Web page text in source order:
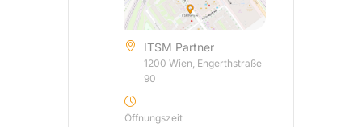
ITSM Partner
1200 Wien, Engerthstraße
90
Öffnungszeit